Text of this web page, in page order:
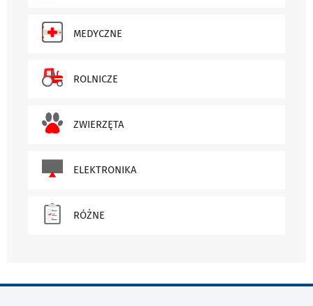
MEDYCZNE
ROLNICZE
ZWIERZĘTA
ELEKTRONIKA
RÓŻNE